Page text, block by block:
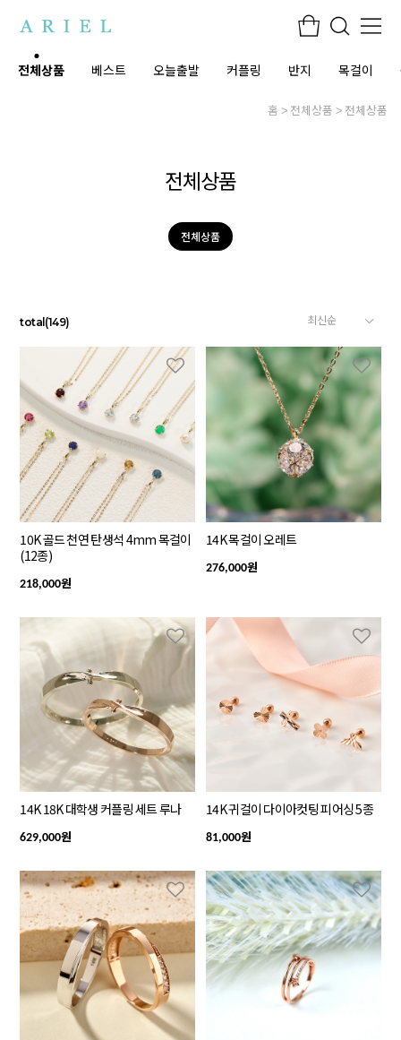
전체상품 베스트 오늘출발 커플링 반지 목걸이
홈 전체상품 전체상품
전체상품
전체상품
total (149)
10K 골드 천연 탄생석 4mm 목걸이
(12종)
218,000원
14K 목걸이 오레트
276,000원
14K 18K 대학생 커플링 세트 루나
629,000원
14K 귀걸이 다이아컷팅 피어싱 5종
81,000원